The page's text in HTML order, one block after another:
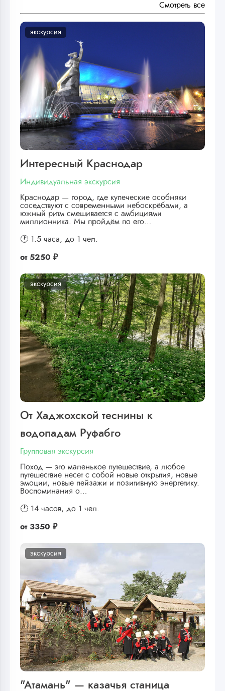
Смотреть все
экскурсия
Интересный Краснодар
Индивидуальная экскурсия
Краснодар — город, где купеческие особняки
соседствуют с современными небоскрёбами, а
южный ритм смешивается с амбициями
миллионника. Мы пройдём по его…
🕐 1.5 часа, до 1 чел.
от 5250 ₽
экскурсия
От Хаджохской теснины к
водопадам Руфабго
Групповая экскурсия
Поход — это маленькое путешествие, а любое
путешествие несет с собой новые открытия, новые
эмоции, новые пейзажи и позитивную энергетику.
Воспоминания о…
🕐 14 часов, до 1 чел.
от 3350 ₽
экскурсия
"Атамань" — казачья станица